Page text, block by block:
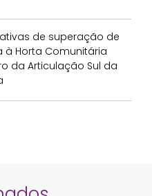
de superação de
à Horta Comunitária
da Articulação Sul da